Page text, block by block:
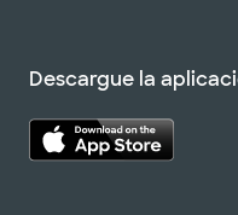
Descargue la